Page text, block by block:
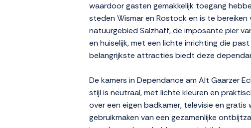
waardoor gasten gemakkelijk toegang
steden Wismar en Rostock en is te
natuurgebied Salzhaff, de imposante pier
en huiselijk, met een lichte inrichting die
belangrijkste attracties biedt deze
De kamers in Dependance am Alt Gaarzer
stijl is neutraal, met lichte kleuren en
over een eigen badkamer, televisie en
gebruikmaken van een gezamenlijke